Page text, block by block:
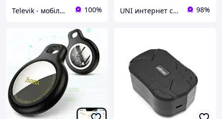
Televik - мобільні аксесуари та гаджети 100% UNI интернет супермаркет 98%